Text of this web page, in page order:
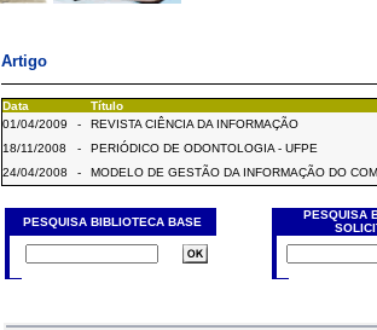
Artigo
Data
Título
01/04/2009
-
REVISTA CIÊNCIA DA INFORMAÇÃO
18/11/2008
-
PERIÓDICO DE ODONTOLOGIA - UFPE
24/04/2008
- MODELO DE GESTÃO DA INFORMAÇÃO DO
PESQUISA BIBLIOTECA BASE
PESQUISA